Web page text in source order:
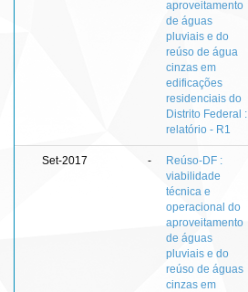
aproveitamento
de águas
pluviais e do
reúso de água
cinzas em
edificações
residenciais do
Distrito Federal :
relatório - R1
Set-2017 -
Reúso-DF :
viabilidade
técnica e
operacional do
aproveitamento
de águas
pluviais e do
reúso de águas
cinzas em